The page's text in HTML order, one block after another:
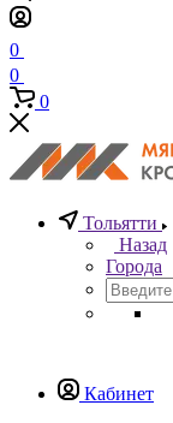
0
0
0
Тольятти
Назад
Города
Кабинет